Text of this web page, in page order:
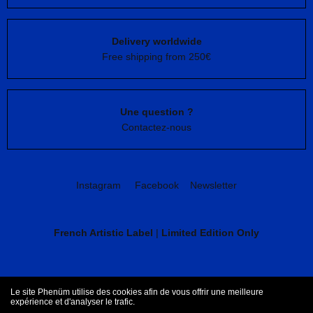
Delivery worldwide
Free shipping from 250€
Une question ?
Contactez-nous
Instagram Facebook Newsletter
French Artistic Label | Limited Edition Only
CGV Mentions légales
Le site Phenüm utilise des cookies afin de vous offrir une meilleure
expérience et d'analyser le trafic.